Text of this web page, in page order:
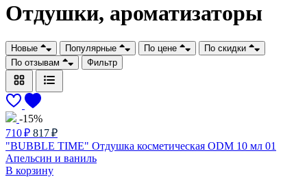
Отдушки, ароматизаторы
Новые Популярные По цене
По скидки
По отзывам
Фильтр
-15%
710 ₽ 817 ₽
"BUBBLE TIME" Отдушка косметическая ODM 10 мл 01
Апельсин и ваниль
В корзину